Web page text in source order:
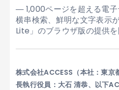
― 1,000ページを超える電子
横串検索、鮮明な文字表示
Lite」のブラウザ版の提供
株式会社ACCESS（本社：東京
長執行役員：大石 清恭、以下